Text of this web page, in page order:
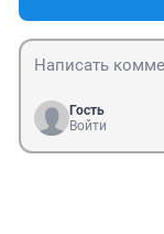
Гость
Войти